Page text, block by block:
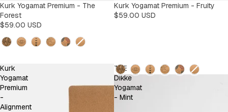
Kurk Yogamat Premium - The
Forest
$59.00 USD
Design
Kurk Yogamat Premium - Fruity
$59.00 USD
Design
Kurk
Yogamat
Premium
-
Alignment
TPE
Dikke
Yogamat
- Mint